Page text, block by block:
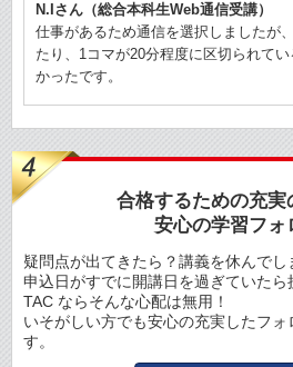
N.Iさん（総合本科生Web通信受講）
仕事があるため通信を選択しましたが
たり、1コマが20分程度に区切られて
かったです。
合格するための充実
安心の学習フォ
疑問点が出てきたら？講義を休んでし
申込日がすでに開講日を過ぎていたら
TAC ならそんな心配は無用！
いそがしい方でも安心の充実したフォ
す。